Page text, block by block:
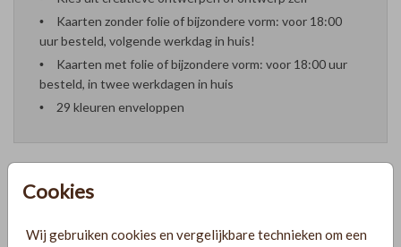
Cookies
Wij gebruiken cookies en vergelijkbare technieken om een
Kaarten zonder folie of bijzondere vorm: voor 18:00
uur besteld, volgende werkdag in huis!
Kaarten met folie of bijzondere vorm: voor 18:00 uur
besteld, in twee werkdagen in huis
29 kleuren enveloppen